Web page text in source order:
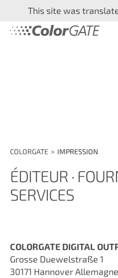
This site was
COLORGATE IMPRESSION
ÉDITEUR ·
SERVICES
COLORGATE DIGITAL
Grosse Duewelstraße 1
30171 Hannover Allemagne